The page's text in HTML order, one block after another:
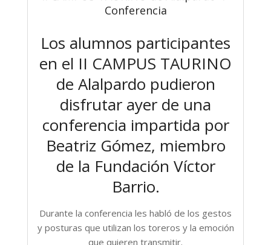
Conferencia
Los alumnos participantes
en el II CAMPUS TAURINO
de Alalpardo pudieron
disfrutar ayer de una
conferencia impartida por
Beatriz Gómez, miembro
de la Fundación Víctor
Barrio.
Durante la conferencia les habló de los gestos
y posturas que utilizan los toreros y la emoción
que quieren transmitir.